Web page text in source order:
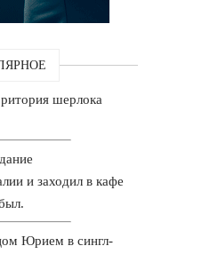
шерлока
и заходил в кафе
Юрием в сингл-